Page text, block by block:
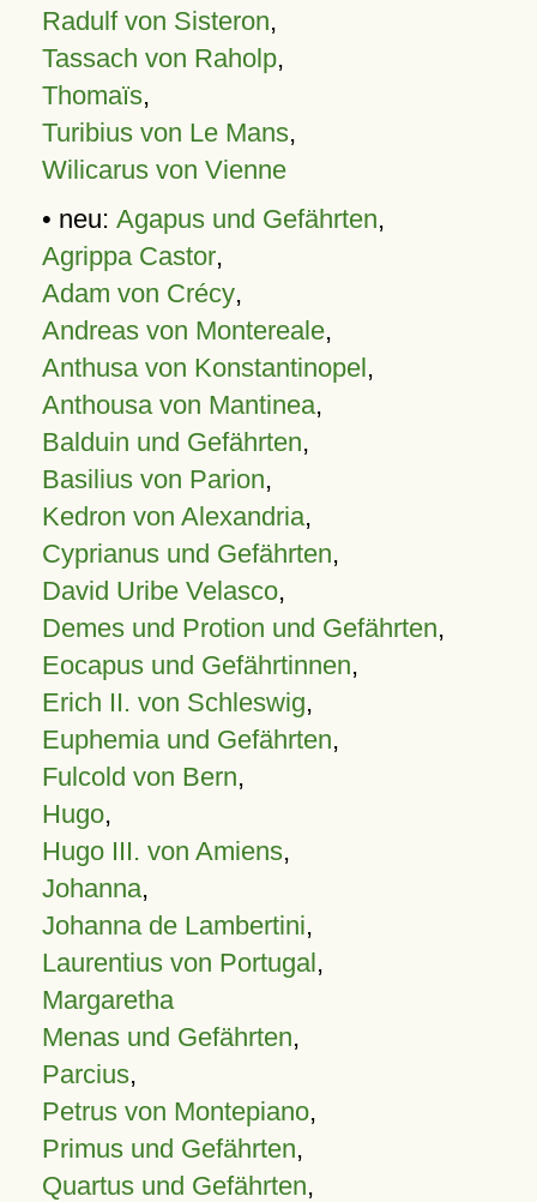
Radulf von Sisteron,
Tassach von Raholp,
Thomaïs,
Turibius von Le Mans,
Wilicarus von Vienne
• neu: Agapus und Gefährten,
Agrippa Castor,
Adam von Crécy,
Andreas von Montereale,
Anthusa von Konstantinopel,
Anthousa von Mantinea,
Balduin und Gefährten,
Basilius von Parion,
Kedron von Alexandria,
Cyprianus und Gefährten,
David Uribe Velasco,
Demes und Protion und Gefährten,
Eocapus und Gefährtinnen,
Erich II. von Schleswig,
Euphemia und Gefährten,
Fulcold von Bern,
Hugo,
Hugo III. von Amiens,
Johanna,
Johanna de Lambertini,
Laurentius von Portugal,
Margaretha
Menas und Gefährten,
Parcius,
Petrus von Montepiano,
Primus und Gefährten,
Quartus und Gefährten,